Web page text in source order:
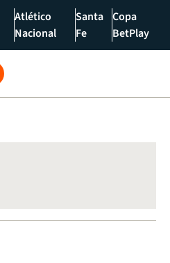
Atlético
Nacional
Santa
Fe
Copa
BetPlay